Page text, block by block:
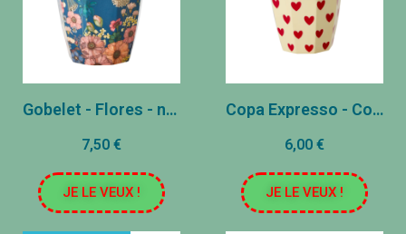
Gobelet - Flores - noche azul
7,50 €
JE LE VEUX !
Copa Expresso - Corazones
6,00 €
JE LE VEUX !